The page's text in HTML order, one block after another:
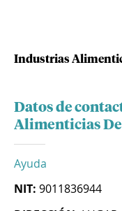
Industrias
Datos de
Alimenticias
Ayuda
NIT: 9011836944